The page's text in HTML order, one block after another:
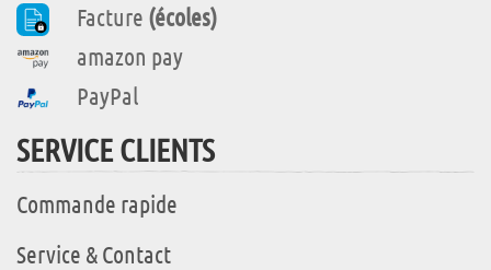
Facture (écoles)
amazon pay
PayPal
SERVICE CLIENTS
Commande rapide
Service & Contact